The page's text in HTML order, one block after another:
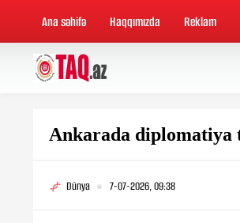
Ana səhifə Haqqımızda Reklam
Ankarada diplomatiya
Dünya 7-07-2026, 09:38